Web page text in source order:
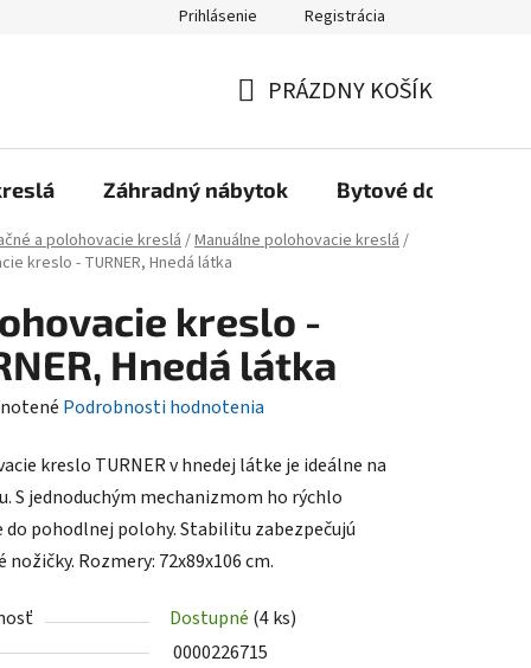
Reklamačný poriadok, Záručné podmienky Reklamačný formulár
Prihlásenie Registrácia
KOŠÍK
PRÁZDNY KOŠÍK
Záhradný nábytok Bytové doplnky
a polohovacie kreslá/Manuálne polohovacie kreslá/
kreslo - TURNER, Hnedá látka
kreslo -
Hnedá látka
Podrobnosti hodnotenia
kreslo TURNER v hnedej látke je ideálne na
S jednoduchým mechanizmom ho rýchlo
pohodlnej polohy. Stabilitu zabezpečujú
nožičky. Rozmery: 72x89x106 cm.
Dostupné (4 ks)
0000226715